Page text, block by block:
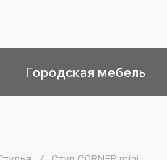
Городская мебель